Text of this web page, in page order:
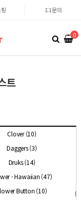
1:1문의
0
트
Clover (10)
Daggers (3)
Druks (14)
- Hawaiian (47)
Button (10)